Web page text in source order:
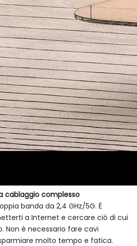
cablaggio complesso
banda da 2,4 GHz/5G. È
a Internet e cercare ciò di cui
Non è necessario fare cavi
molto tempo e fatica.